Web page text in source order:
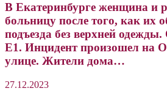
В Екатеринбурге женщина и
больницу после того, как их
подъезда без верхней
Е1. Инцидент произошел на
улице. Жители дома…
27.12.2023